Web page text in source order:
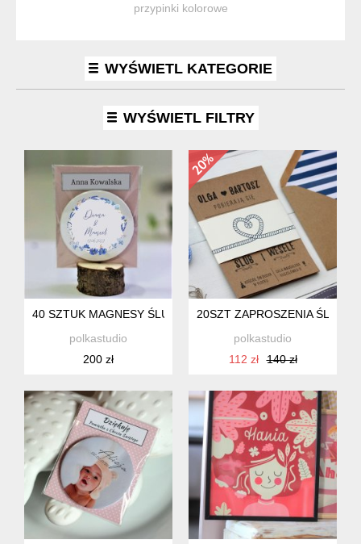
przypinki kolorowe
WYŚWIETL KATEGORIE
WYŚWIETL FILTRY
40 SZTUK MAGNESY ŚLUBNE - PODZIĘKOWANIA DLA
polkastudio
200 zł
20SZT ZAPROSZENIA
polkastudio
112 zł
140 zł